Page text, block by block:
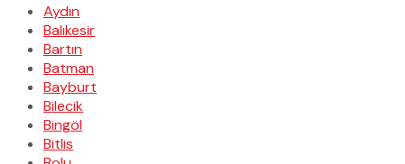
Aydın
Balıkesir
Bartın
Batman
Bayburt
Bilecik
Bingöl
Bitlis